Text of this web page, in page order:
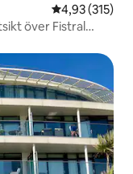
4,93 av 5 i
4,93 (315)
över Fistral